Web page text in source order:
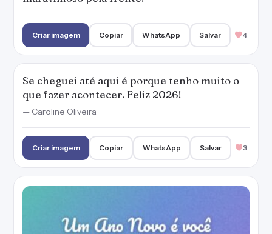
Criar imagem Copiar WhatsApp Salvar 4
Se cheguei até aqui é porque tenho muito o
que fazer acontecer. Feliz 2026!
— Caroline Oliveira
Criar imagem Copiar WhatsApp Salvar 3